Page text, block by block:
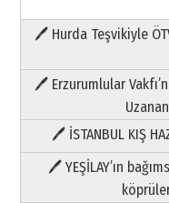
🖊 Hurda Teşvikiyle
🖊 Erzurumlular
🖊 İSTANBUL KIŞ
🖊 YEŞİLAY’ın
Neşat YALÇIN
Paranın Aile
03 Ağustos 2026 Pazartesi
Yıldırım
09 Temmuz